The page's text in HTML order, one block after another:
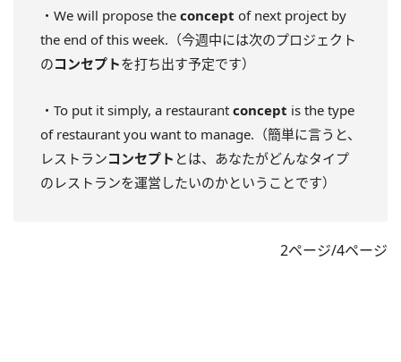
・We will propose the concept of next project by
the end of this week.（今週中には次のプロジェクト
のコンセプトを打ち出す予定です）
・To put it simply, a restaurant concept is the type
of restaurant you want to manage.（簡単に言うと、
レストランコンセプト とは、あなたがどんなタイプ
のレストランを運営したいのかということです）
2ページ/4ページ